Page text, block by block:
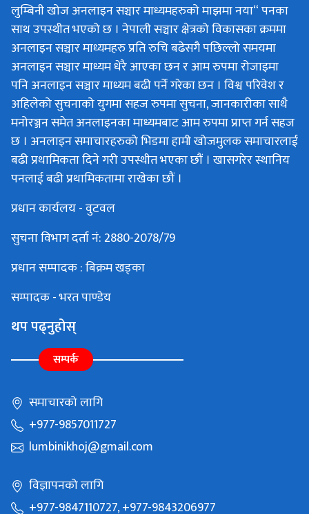
लुम्बिनी खोज अनलाइन सञ्चार माध्यमहरुको माझमा नया“ पनका
साथ उपस्थीत भएको छ । नेपाली सञ्चार क्षेत्रको विकासका क्रममा
अनलाइन सञ्चार माध्यमहरु प्रति रुचि बढेसगै पछिल्लो समयमा
अनलाइन सञ्चार माध्यम धेरै आएका छन र आम रुपमा रोजाइमा
पनि अनलाइन सञ्चार माध्यम बढी पर्ने गरेका छन । विश्व परिवेश र
अहिलेको सुचनाको युगमा सहज रुपमा सुचना, जानकारीका साथै
मनोरञ्जन समेत अनलाइनका माध्यमबाट आम रुपमा प्राप्त गर्न सहज
छ । अनलाइन समाचारहरुको भिडमा हामी खोजमुलक समाचारलाई
बढी प्रथामिकता दिने गरी उपस्थीत भएका छौं । खासगरेर स्थानिय
पनलाई बढी प्रथामिकतामा राखेका छौं ।
प्रधान कार्यलय - वुटवल
सुचना विभाग दर्ता नं: 2880-2078/79
प्रधान सम्पादक : बिक्रम खड्का
सम्पादक - भरत पाण्डेय
थप पढ्नुहोस्
सम्पर्क
समाचारको लागि
+977-9857011727
lumbinikhoj@gmail.com
विज्ञापनको लागि
+977-9847110727, +977-9843206977